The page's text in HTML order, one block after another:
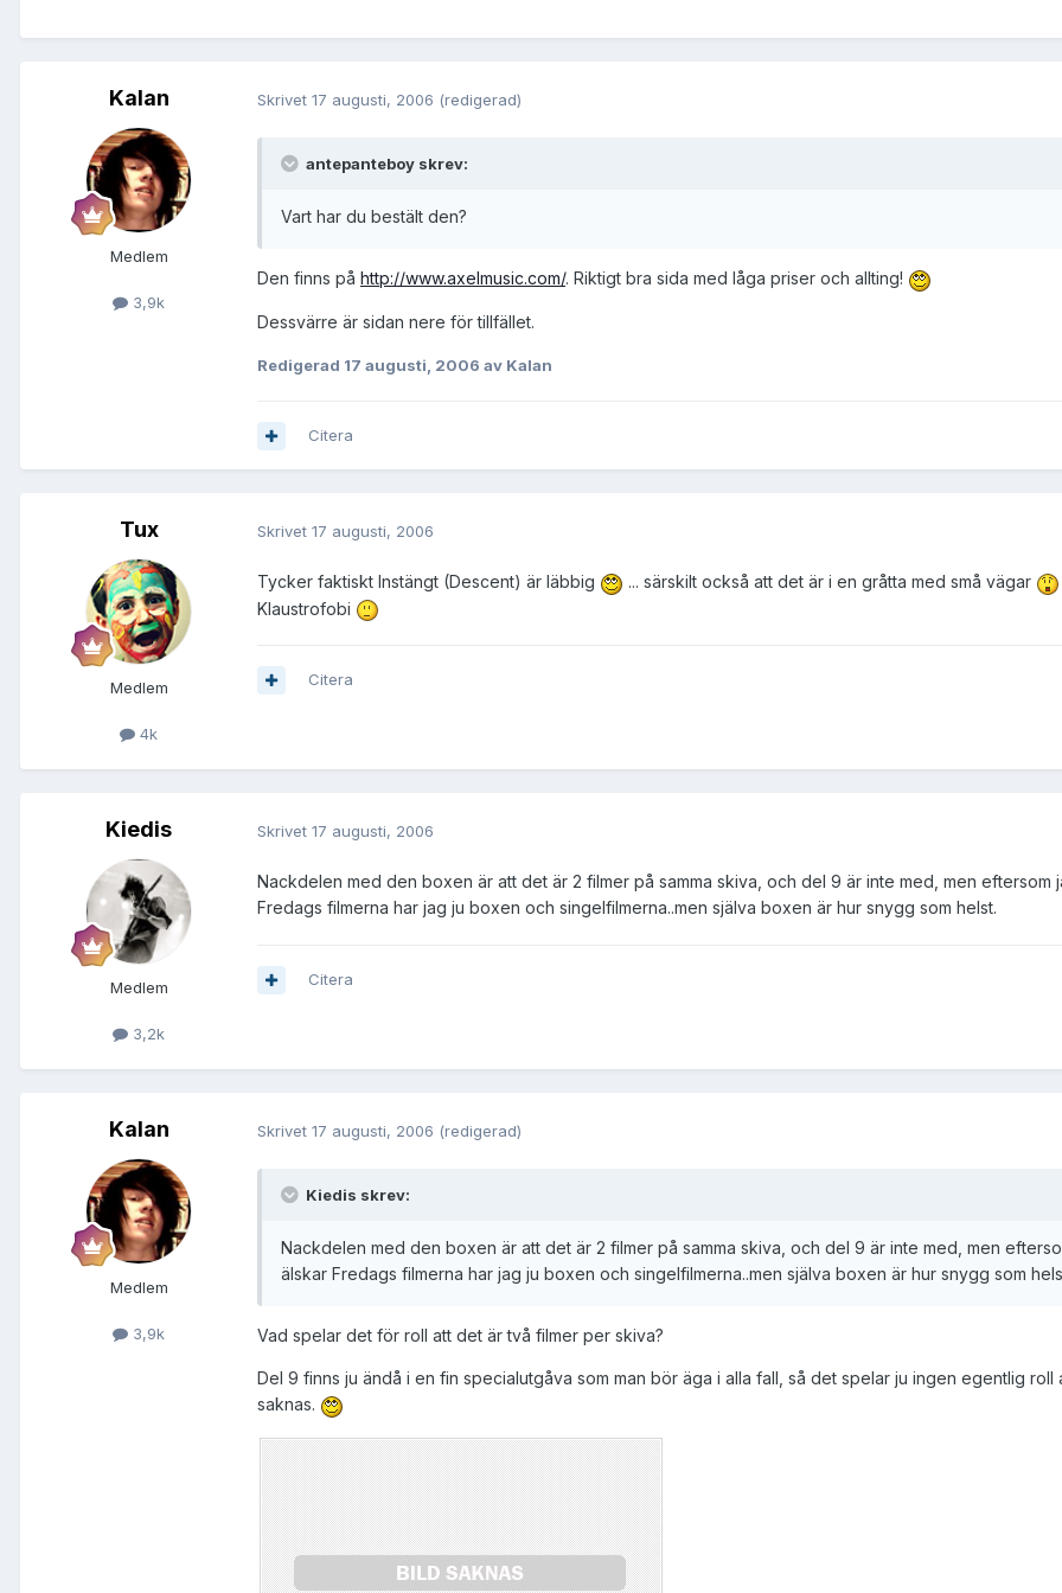
Kalan
Medlem
3,9k
Skrivet 17 augusti, 2006 (redigerad)
antepanteboy skrev:
Vart har du bestält den?
Den finns på http://www.axelmusic.com/. Riktigt bra sida med låga priser och allting!
Dessvärre är sidan nere för tillfället.
Redigerad 17 augusti, 2006 av Kalan
Citera
Tux
Medlem
4k
Skrivet 17 augusti, 2006
Tycker faktiskt Instängt (Descent) är läbbig ... särskilt också att det är i en gråtta med små vägar
Klaustrofobi
Citera
Kiedis
Medlem
3,2k
Skrivet 17 augusti, 2006
Nackdelen med den boxen är att det är 2 filmer på samma skiva, och del 9 är inte med, men eftersom
Fredags filmerna har jag ju boxen och singelfilmerna..men själva boxen är hur snygg som helst.
Citera
Kalan
Medlem
3,9k
Skrivet 17 augusti, 2006 (redigerad)
Kiedis skrev:
Nackdelen med den boxen är att det är 2 filmer på samma skiva, och del 9 är inte med, men
älskar Fredags filmerna har jag ju boxen och singelfilmerna..men själva boxen är hur snygg som
Vad spelar det för roll att det är två filmer per skiva?
Del 9 finns ju ändå i en fin specialutgåva som man bör äga i alla fall, så det spelar ju ingen egentlig roll
saknas.